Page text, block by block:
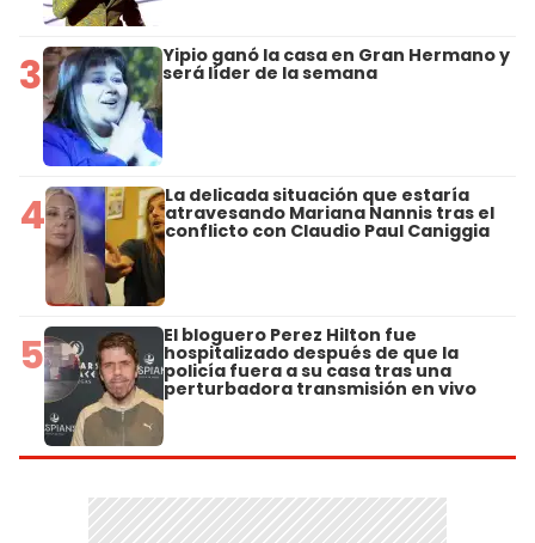
3 Yipio ganó la casa en Gran Hermano y
será líder de la semana
4 La delicada situación que estaría
atravesando Mariana Nannis tras el
conflicto con Claudio Paul Caniggia
5 El bloguero Perez Hilton fue
hospitalizado después de que la
policía fuera a su casa tras una
perturbadora transmisión en vivo